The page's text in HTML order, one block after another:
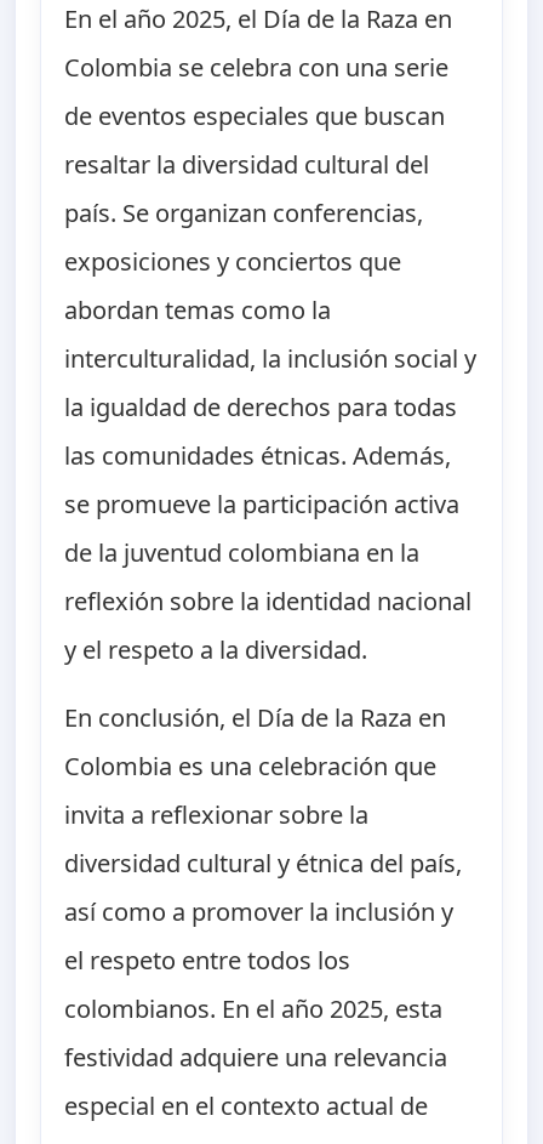
En el año 2025, el Día de la Raza en
Colombia se celebra con una serie
de eventos especiales que buscan
resaltar la diversidad cultural del
país. Se organizan conferencias,
exposiciones y conciertos que
abordan temas como la
interculturalidad, la inclusión social y
la igualdad de derechos para todas
las comunidades étnicas. Además,
se promueve la participación activa
de la juventud colombiana en la
reflexión sobre la identidad nacional
y el respeto a la diversidad.
En conclusión, el Día de la Raza en
Colombia es una celebración que
invita a reflexionar sobre la
diversidad cultural y étnica del país,
así como a promover la inclusión y
el respeto entre todos los
colombianos. En el año 2025, esta
festividad adquiere una relevancia
especial en el contexto actual de